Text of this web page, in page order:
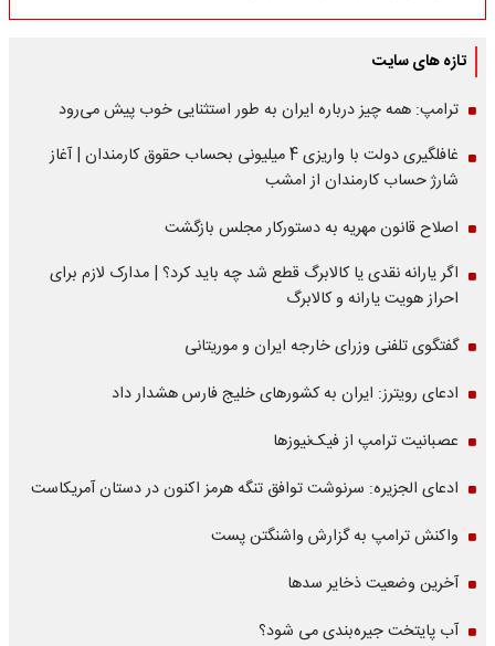
تازه های سایت
ترامپ: همه چیز درباره ایران به طور استثنایی خوب پیش می‌رود
غافلگیری دولت با واریزی 4 میلیونی بحساب حقوق کارمندان | آغاز
شارژ حساب کارمندان از امشب
اصلاح قانون مهریه به دستورکار مجلس بازگشت
اگر یارانه نقدی یا کالابرگ قطع شد چه باید کرد؟ | مدارک لازم برای
احراز هویت یارانه و کالابرگ
گفتگوی تلفنی وزرای خارجه ایران و موریتانی
ادعای رویترز: ایران به کشورهای خلیج فارس هشدار داد
عصبانیت ترامپ از فیک‌نیوزها
ادعای الجزیره: سرنوشت توافق تنگه هرمز اکنون در دستان آمریکاست
واکنش ترامپ به گزارش واشنگتن پست
آخرین وضعیت ذخایر سدها
آب پایتخت جیره‌بندی می شود؟